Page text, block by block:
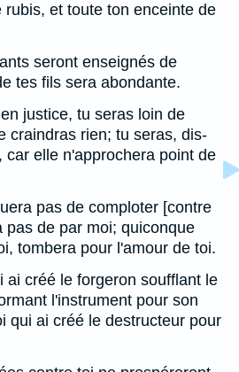
et toute ton enceinte de
seront enseignés de
tes fils sera abondante.
justice, tu seras loin de
craindras rien; tu seras, dis-
car elle n'approchera point de
pas de comploter [contre
pas de par moi; quiconque
tombera pour l'amour de toi.
ai créé le forgeron soufflant le
l'instrument pour son
qui ai créé le destructeur pour